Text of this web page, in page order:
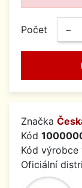
Počet −
Značka
Kód
Kód výrobce
Oficiální